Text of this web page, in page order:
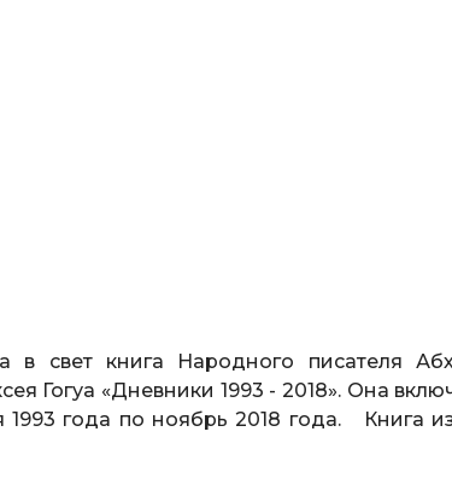
в свет книга Народного писателя
Гогуа «Дневники 1993 - 2018». Она
1993 года по ноябрь 2018 года. Книга